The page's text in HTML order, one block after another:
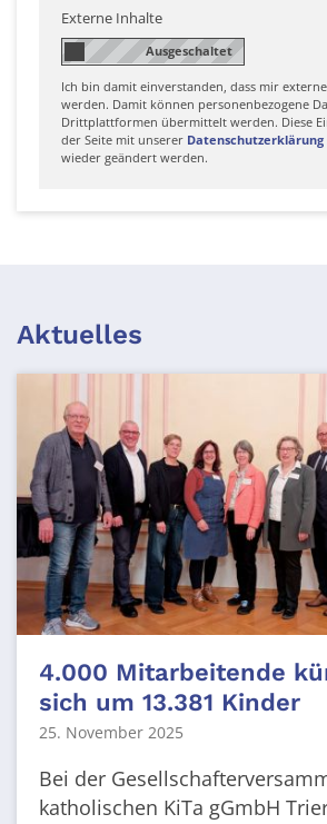
Externe Inhalte
Ich bin damit einverstanden, dass mir
werden. Damit können personenbezogene
Drittplattformen übermittelt werden. Diese
der Seite mit unserer Datenschutzerklärung
wieder geändert werden.
Aktuelles
4.000 Mitarbeitende
sich um 13.381 Kinder
25. November 2025
Bei der
katholischen KiTa gGmbH